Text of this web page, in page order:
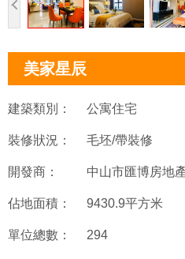
美家星辰
建築類別： 公寓住宅
裝修狀況： 毛坯/帶裝修
開發商： 中山市匯博房地
佔地面積： 9430.9平方米
單位總數： 294